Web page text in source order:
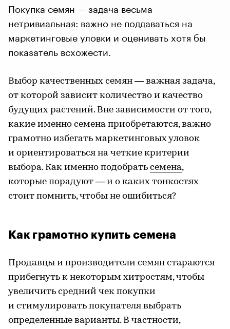
Покупка семян — задача весьма
нетривиальная: важно не поддаваться на
маркетинговые уловки и оценивать хотя бы
показатель всхожести.
Выбор качественных семян — важная задача,
от которой зависит количество и качество
будущих растений. Вне зависимости от того,
какие именно семена приобретаются, важно
грамотно избегать маркетинговых уловок
и ориентироваться на четкие критерии
выбора. Как именно подобрать семена,
которые порадуют — и о каких тонкостях
стоит помнить, чтобы не ошибиться?
Как грамотно купить семена
Продавцы и производители семян стараются
прибегнуть к некоторым хитростям, чтобы
увеличить средний чек покупки
и стимулировать покупателя выбрать
определенные варианты. В частности,